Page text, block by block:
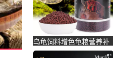
乌龟饲料增色龟粮营养补
钙红龟粮火焰龟红面龟剃